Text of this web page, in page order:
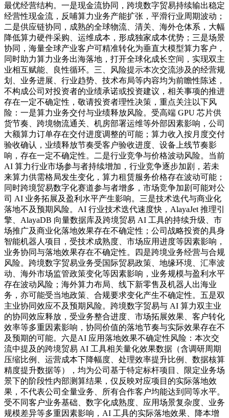
最优经营结构。一是现金流协同，跨境数字贸易持续输出稳定
经营性现金流，反哺算力业务产能扩张，平滑行业周期波动；
二是供应链协同，成熟的全球物流、清关、海外仓体系，大幅
降低算力硬件采购、运维成本，形成独家成本优势；三是场景
协同，海量全球产业客户可精准转化为垂直大模型算力客户，
同时助力算力业务出海落地，打开全球化成长空间，实现双主
业相互赋能、良性循环。三、风险提示本次交流涉及的经营规
划、业务进展、行业趋势、技术布局等内容均为前瞻性陈述，
不构成公司对投资者的业绩承诺或投资建议，相关事项的推进
存在一定不确定性，敬请投资者理性决策，重点关注以下风
险：一是算力业务交付与业绩释放风险。受高端 GPU 芯片供
货节奏、跨境物流通关、机房部署运维等外部因素影响，公司
大额算力订单存在交付进度调整的可能；算力收入按月度交付
验收确认，业绩释放节奏受客户验收进度、设备上线节奏影
响，存在一定不确定性。二是行业竞争与价格波动风险。当前
AI 算力行业市场参与者持续增加，行业竞争逐步加剧，若未
来算力供需格局发生变化，算力租赁服务价格存在波动可能；
同时跨境贸易数字化赛道参与者增多，市场竞争加剧可能对公
司 AI 业务拓展及盈利水平产生影响。三是技术迭代与商业化
落地不及预期风险。AI 行业技术迭代速度快，AlayaJet 推理引
擎、AlayaDB 向量数据库及跨境贸易 AI 工具的持续升级、市
场推广及商业化落地效果存在不确定性；公司战略投资的具身
智能机器人项目，受技术成熟度、市场应用进度等因素影响，
业务协同与落地效果存在不确定性。四是跨境业务经营与合规
风险。跨境数字贸易业务受国际贸易政策、地缘环境、汇率波
动、海外市场监管政策变化等因素影响，业务规模与盈利水平
存在波动风险；海外算力布局、线下新零售及机器人出海业
务，亦可能受当地政策、合规要求变化产生不确定性。五是双
主业协同效应不及预期风险。跨境数字贸易与 AI 算力双主业
的协同效应释放，受业务整合进度、市场拓展效果、客户转化
效率等多重因素影响，协同价值的落地节奏与实际效果存在不
及预期的可能。六是AI 应用落地效果不确定性风险：本次交
流中提及的跨境贸易 AI 工具相关量化效果数据（含调研周期
压缩比例、运营成本下降幅度、处理效率提升比例、数据核算
精度提升数据等），均为公司基于特定标杆项目、限定业务场
景下的阶段性内部测算结果，仅反映对应项目的实际落地效
果，不代表公司全量业务、所有合作客户均能达到同等水平。
受不同客户业务基础、数字化成熟度、应用场景复杂度、业务
规模差异等多重因素影响，AI 工具的实际落地效果、降本增